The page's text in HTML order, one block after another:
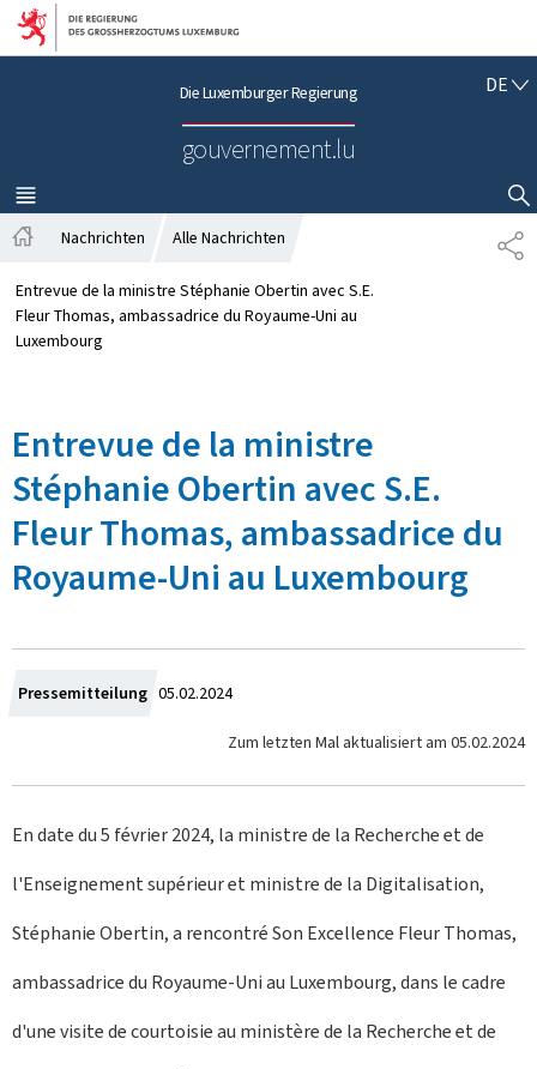
Zur Hauptnavigation
Zum Inhalt
Die Luxemburger Regierung
gouvernement.lu
DED
S
C
H
MENÜ
HAUPT-
SUCHFLED ANZEIGEN / SCHLIESSEN
T
E
t
a
r
i
t
e
Nachrichten Alle Nachrichten
Entrevue de la ministre Stéphanie Obertin avec S.E.
Fleur Thomas, ambassadrice du Royaume-Uni au
Luxembourg
Entrevue de la ministre
Stéphanie Obertin avec S.E.
Fleur Thomas, ambassadrice du
Royaume-Uni au Luxembourg
Pressemitteilung Z
m
05.02.2024
Zum letzten Mal aktualisiert am 05.02.2024
En date du 5 février 2024, la ministre de la Recherche et de
l'Enseignement supérieur et ministre de la Digitalisation,
Stéphanie Obertin, a rencontré Son Excellence Fleur Thomas,
ambassadrice du Royaume-Uni au Luxembourg, dans le cadre
d'une visite de courtoisie au ministère de la Recherche et de